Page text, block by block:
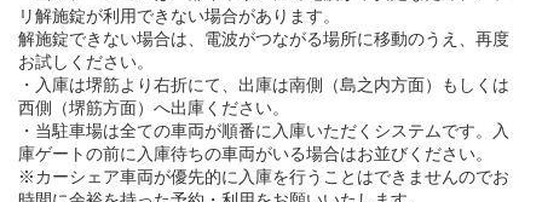
リ解施錠が利用できない場合があります。
解施錠できない場合は、電波がつながる場所に移動のうえ、再度
お試しください。
・入庫は堺筋より右折にて、出庫は南側（島之内方面）もしくは
西側（堺筋方面）へ出庫ください。
・当駐車場は全ての車両が順番に入庫いただくシステムです。入
庫ゲートの前に入庫待ちの車両がいる場合はお並びください。
※カーシェア車両が優先的に入庫を行うことはできませんのでお